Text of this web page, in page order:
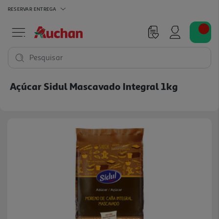
RESERVAR ENTREGA
Pesquisar
Açúcar Sidul Mascavado Integral 1kg